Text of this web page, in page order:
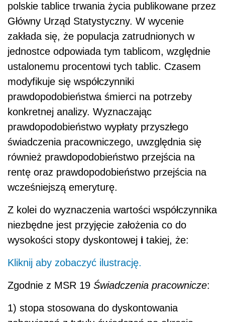
polskie tablice trwania życia publikowane przez
Główny Urząd Statystyczny. W wycenie
zakłada się, że populacja zatrudnionych w
jednostce odpowiada tym tablicom, względnie
ustalonemu procentowi tych tablic. Czasem
modyfikuje się współczynniki
prawdopodobieństwa śmierci na potrzeby
konkretnej analizy. Wyznaczając
prawdopodobieństwo wypłaty przyszłego
świadczenia pracowniczego, uwzględnia się
również prawdopodobieństwo przejścia na
rentę oraz prawdopodobieństwo przejścia na
wcześniejszą emeryturę.
Z kolei do wyznaczenia wartości współczynnika
niezbędne jest przyjęcie założenia co do
wysokości stopy dyskontowej i takiej, że:
Kliknij aby zobaczyć ilustrację.
Zgodnie z MSR 19 Świadczenia pracownicze:
1) stopa stosowana do dyskontowania